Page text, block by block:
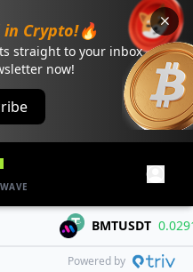
in Crypto!🔥
straight to your inbox
now!
BMTUSDT 0.02918
Powered by